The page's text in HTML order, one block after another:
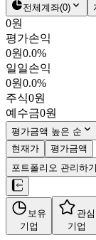
풍산홀
37,250원
005810
KOSPI
시가총액
PBR0.45
PER5.88
fPER 4.37
배당수익률4.30%
자사주비율4.78%
결산월12월
4분기누적
10년
주재무제표
펀더멘탈
밸류에이션
주주환원
컨센서스
주식정보
전체계좌(0)
0원
평가손익
0원0.0%
일일손익
0원0.0%
주식0원
예수금0원
평가금액 높은 순
현재가
평가금액
포트폴리오 관리하기
보유
기업
관심
기업